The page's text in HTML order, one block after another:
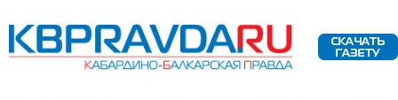
Электронная газета "Кабардино-
Балкарская правда"